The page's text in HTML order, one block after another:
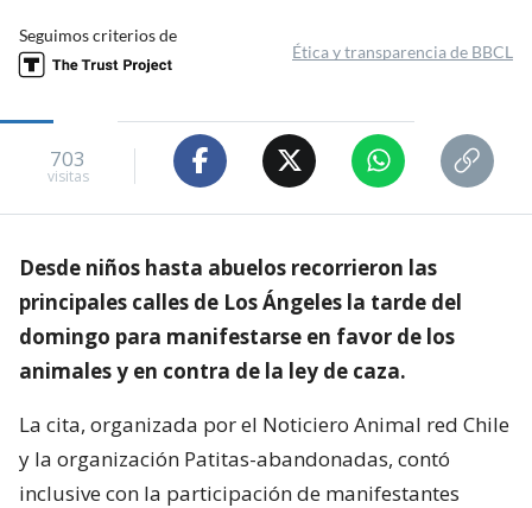
Seguimos criterios de
Ética y transparencia de BBCL
703
visitas
Desde niños hasta abuelos recorrieron las
principales calles de Los Ángeles la tarde del
domingo para manifestarse en favor de los
animales y en contra de la ley de caza.
La cita, organizada por el Noticiero Animal red Chile
y la organización Patitas-abandonadas, contó
inclusive con la participación de manifestantes